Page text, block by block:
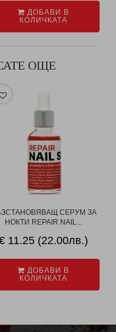
ДОБАВИ В
КОЛИЧКАТА
ОЩЕ
СЕРУМ ЗА
НОКТИ REPAIR NAIL...
11.25 (22.00лв.)
ДОБАВИ В
КОЛИЧКАТА